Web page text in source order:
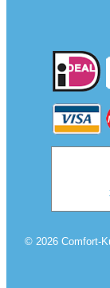
© 2026 Comfort-